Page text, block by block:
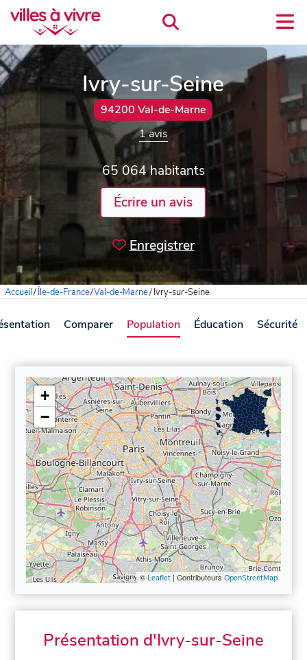
Ivry-sur-Seine
94200 Val-de-Marne
1 avis
65 064 habitants
Écrire un avis
Enregistrer
Accueil/Île-de-France/Val-de-Marne/Ivry-sur-Seine
Comparer Population Éducation Sécurité
+
−
©Leaflet| ContributeursOpenStreetMap
Présentation d'Ivry-sur-Seine